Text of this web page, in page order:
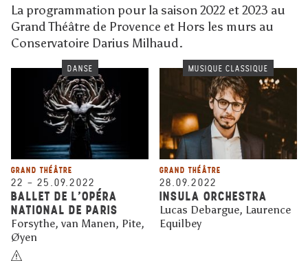
La programmation pour la saison 2022 et 2023 au
Grand Théâtre de Provence et Hors les murs au
Conservatoire Darius Milhaud.
DANSE
GRAND THÉÂTRE
22 – 25.09.2022
BALLET DE L’OPÉRA
NATIONAL DE PARIS
Forsythe, van Manen, Pite,
Øyen
MUSIQUE CLASSIQUE
GRAND THÉÂTRE
28.09.2022
INSULA ORCHESTRA
Lucas Debargue, Laurence
Equilbey